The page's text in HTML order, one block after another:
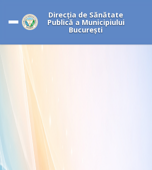
Direcția de Sănătate
Publică a Municipiului
București